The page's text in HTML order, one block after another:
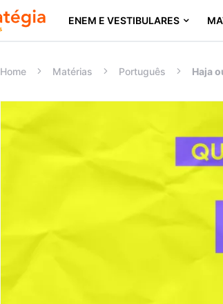
ENEM E VESTIBULARES
Home Matérias Português Haja